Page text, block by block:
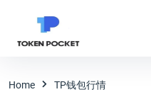
Home
TP钱包行情